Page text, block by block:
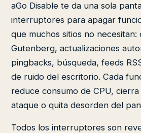
aGo Disable te da una sola
interruptores para apagar
que muchos sitios no necesitan:
Gutenberg, actualizaciones
pingbacks, búsqueda, feeds
de ruido del escritorio. Cada
reduce consumo de CPU,
ataque o quita desorden del
Todos los interruptores son